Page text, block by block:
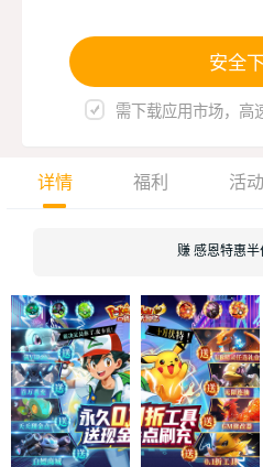
安全
需下载应用市场，高
详情 福利 活动
赚 感恩特惠半